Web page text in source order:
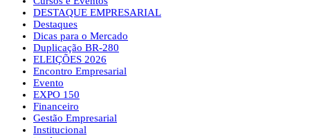
DESTAQUE EMPRESARIAL
Destaques
Dicas para o Mercado
Duplicação BR-280
ELEIÇÕES 2026
Encontro Empresarial
Evento
EXPO 150
Financeiro
Gestão Empresarial
Institucional